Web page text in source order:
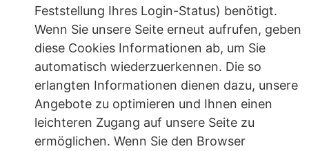
Feststellung Ihres Login-Status) benötigt.
Wenn Sie unsere Seite erneut aufrufen, geben
diese Cookies Informationen ab, um Sie
automatisch wiederzuerkennen. Die so
erlangten Informationen dienen dazu, unsere
Angebote zu optimieren und Ihnen einen
leichteren Zugang auf unsere Seite zu
ermöglichen. Wenn Sie den Browser